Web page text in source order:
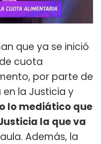
que ya se inició
cuota
por parte de
en la Justicia y
lo mediático que
la que va
Además, la